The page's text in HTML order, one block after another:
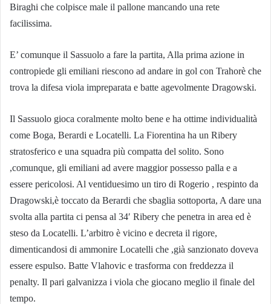
Biraghi che colpisce male il pallone mancando una rete
facilissima.
E’ comunque il Sassuolo a fare la partita, Alla prima azione in
contropiede gli emiliani riescono ad andare in gol con Trahorè che
trova la difesa viola impreparata e batte agevolmente Dragowski.
Il Sassuolo gioca coralmente molto bene e ha ottime individualità
come Boga, Berardi e Locatelli. La Fiorentina ha un Ribery
stratosferico e una squadra più compatta del solito. Sono
,comunque, gli emiliani ad avere maggior possesso palla e a
essere pericolosi. Al ventiduesimo un tiro di Rogerio , respinto da
Dragowski,è toccato da Berardi che sbaglia sottoporta, A dare una
svolta alla partita ci pensa al 34′ Ribery che penetra in area ed è
steso da Locatelli. L’arbitro è vicino e decreta il rigore,
dimenticandosi di ammonire Locatelli che ,già sanzionato doveva
essere espulso. Batte Vlahovic e trasforma con freddezza il
penalty. Il pari galvanizza i viola che giocano meglio il finale del
tempo.